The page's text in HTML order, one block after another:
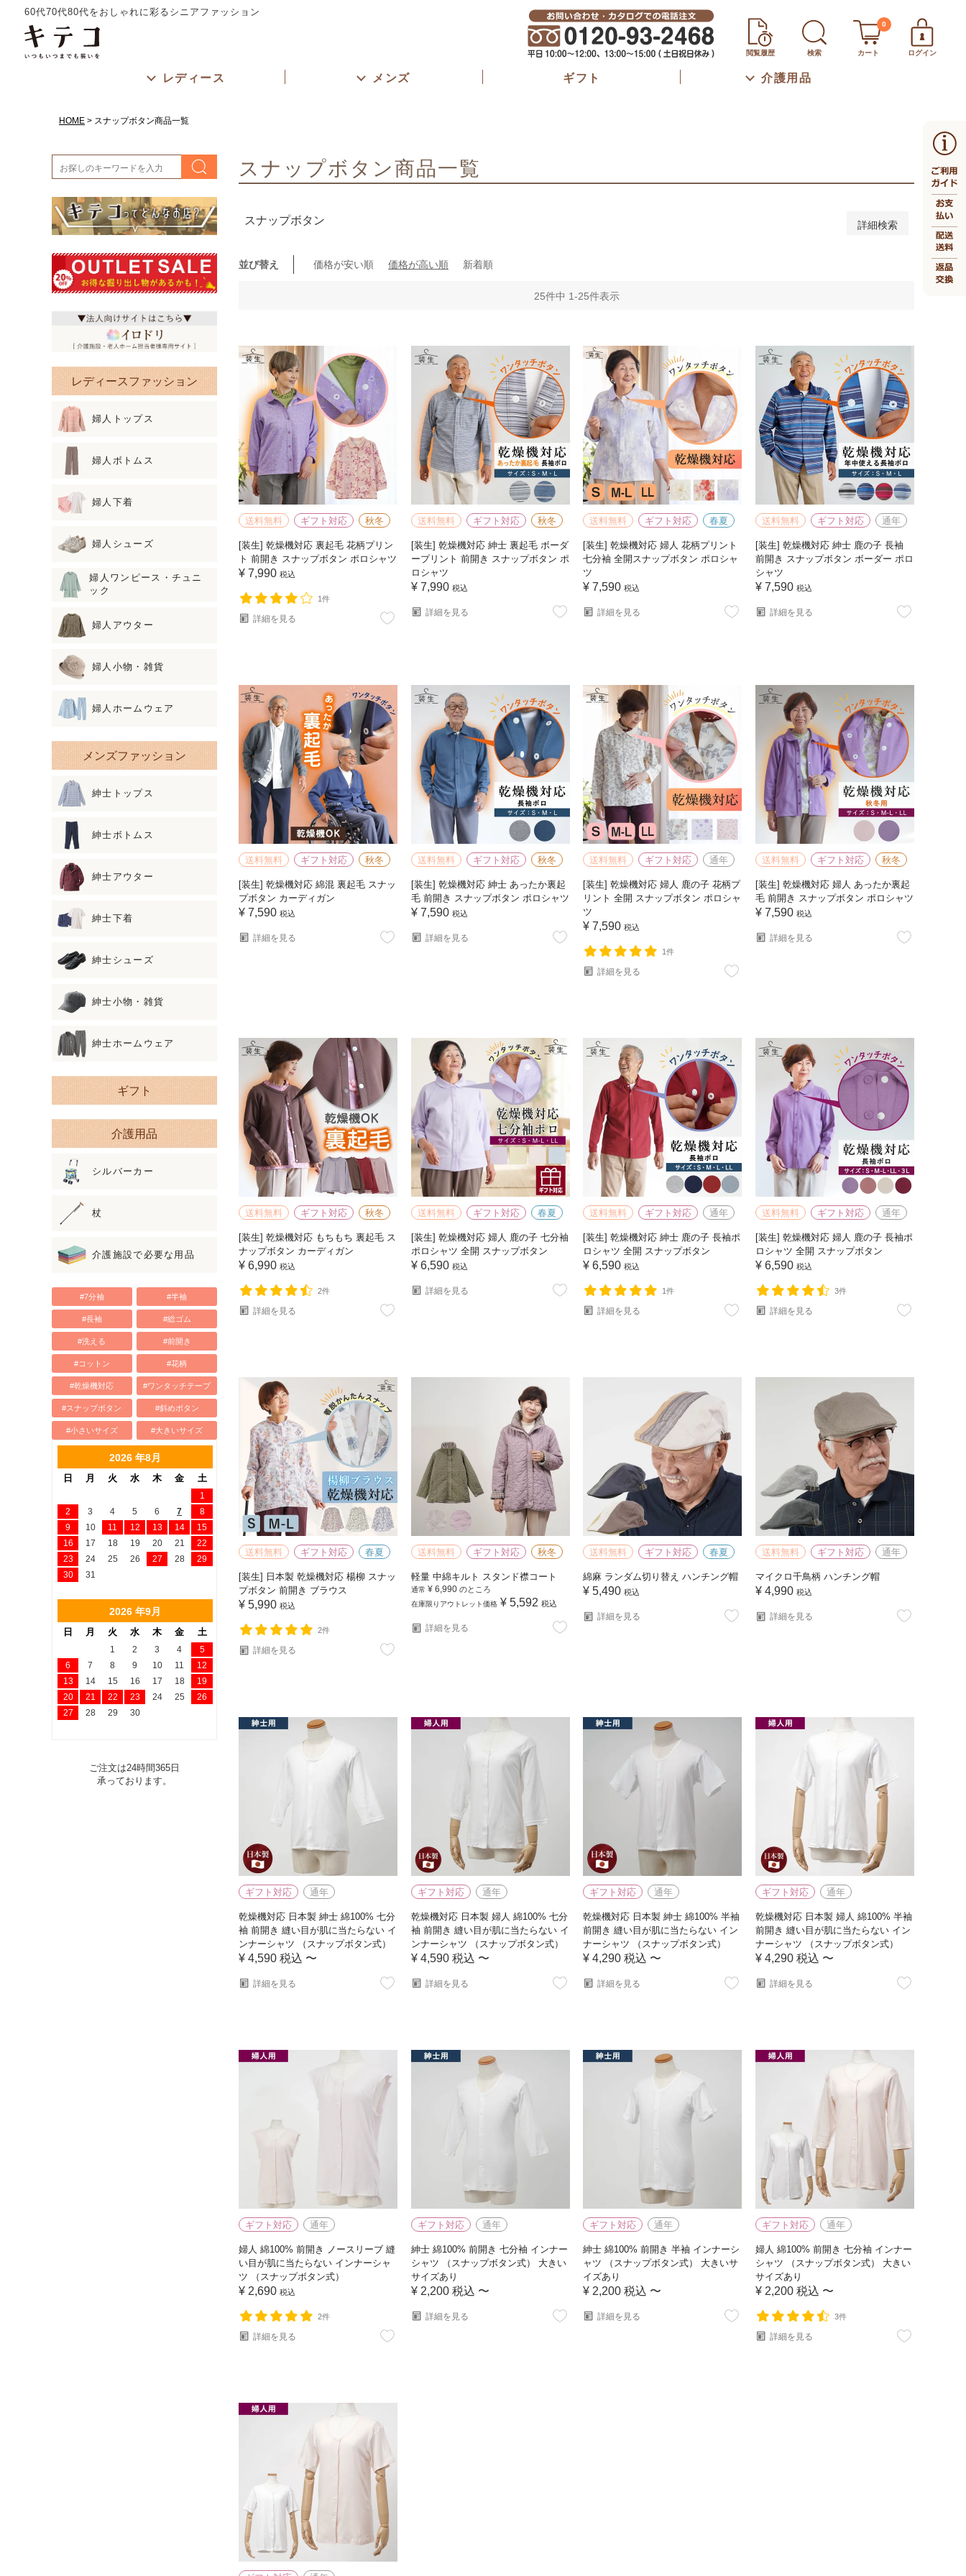
60代70代80代をおしゃれに彩るシニアファッション
閲覧履歴 検索 カート
0
ログイン
レディース メンズ ギフト 介護用品
HOME スナップボタン商品一覧
レディースファッション
婦人トップス
婦人ボトムス
婦人下着
婦人シューズ
婦人ワンピース・チュニ
ック
婦人アウター
婦人小物・雑貨
婦人ホームウェア
メンズファッション
紳士トップス
紳士ボトムス
紳士アウター
紳士下着
紳士シューズ
紳士小物・雑貨
紳士ホームウェア
ギフト
介護用品
シルバーカー
杖
介護施設で必要な用品
#7分袖 #半袖
#長袖 #総ゴム
#洗える #前開き
#コットン #花柄
#乾燥機対応 #ワンタッチテープ
#スナップボタン #斜めボタン
#小さいサイズ #大きいサイズ
2026 年8月
日 月 火 水 木 金 土
1
2
3 4 5 6 7
8
9
10 11 12 13 14
15
16
17 18 19 20 21
22
23
24 25 26 27 28
29
30
31
2026 年9月
日 月 火 水 木 金 土
1 2 3 4
5
6
7 8 9 10 11
12
13
14 15 16 17 18
19
20
21 22 23 24 25
26
27
28 29 30
ご注文は24時間365日
承っております。
スナップボタン商品一覧
スナップボタン 詳細検索
ホワイト
グレー
レッド
ブルー
股下長さ
45cm以下
46～50cm 51～55cm
56～60cm
66～70cm 71～75cm
76～80cm
並び替え 価格が安い順 価格が高い順 新着順
25件中 1-25件表示
送料無料 ギフト対応 秋冬
[装生] 乾燥機対応 裏起毛 花柄プリン
ト 前開き スナップボタン ポロシャツ
¥ 7,990 税込
1件
詳細を見る
送料無料 ギフト対応 秋冬
[装生] 乾燥機対応 紳士 裏起毛 ボーダ
ープリント 前開き スナップボタン ポ
ロシャツ
¥ 7,990 税込
詳細を見る
送料無料 ギフト対応 春夏
[装生] 乾燥機対応 婦人 花柄プリント
七分袖 全開スナップボタン ポロシャ
ツ
¥ 7,590 税込
詳細を見る
送料無料 ギフト対応 通年
[装生] 乾燥機対応 紳士 鹿の子 長袖
前開き スナップボタン ボーダー ポロ
シャツ
¥ 7,590 税込
詳細を見る
送料無料 ギフト対応 秋冬
[装生] 乾燥機対応 綿混 裏起毛 スナッ
プボタン カーディガン
¥ 7,590 税込
詳細を見る
送料無料 ギフト対応 秋冬
[装生] 乾燥機対応 紳士 あったか裏起
毛 前開き スナップボタン ポロシャツ
¥ 7,590 税込
詳細を見る
送料無料 ギフト対応 通年
[装生] 乾燥機対応 婦人 鹿の子 花柄プ
リント 全開 スナップボタン ポロシャ
ツ
¥ 7,590 税込
1件
詳細を見る
送料無料 ギフト対応 秋冬
[装生] 乾燥機対応 婦人 あったか裏起
毛 前開き スナップボタン ポロシャツ
¥ 7,590 税込
詳細を見る
送料無料 ギフト対応 秋冬
[装生] 乾燥機対応 もちもち 裏起毛 ス
ナップボタン カーディガン
¥ 6,990 税込
2件
詳細を見る
送料無料 ギフト対応 春夏
[装生] 乾燥機対応 婦人 鹿の子 七分袖
ポロシャツ 全開 スナップボタン
¥ 6,590 税込
詳細を見る
送料無料 ギフト対応 通年
[装生] 乾燥機対応 紳士 鹿の子 長袖ポ
ロシャツ 全開 スナップボタン
¥ 6,590 税込
1件
詳細を見る
送料無料 ギフト対応 通年
[装生] 乾燥機対応 婦人 鹿の子 長袖ポ
ロシャツ 全開 スナップボタン
¥ 6,590 税込
3件
詳細を見る
送料無料 ギフト対応 春夏
[装生] 日本製 乾燥機対応 楊柳 スナッ
プボタン 前開き ブラウス
¥ 5,990 税込
2件
詳細を見る
送料無料 ギフト対応 秋冬
軽量 中綿キルト スタンド襟コート
通常 ¥ 6,990 のところ
在庫限りアウトレット価格 ¥ 5,592 税込
詳細を見る
送料無料 ギフト対応 春夏
綿麻 ランダム切り替え ハンチング帽
¥ 5,490 税込
詳細を見る
送料無料 ギフト対応 通年
マイクロ千鳥柄 ハンチング帽
¥ 4,990 税込
詳細を見る
ギフト対応 通年
乾燥機対応 日本製 紳士 綿100% 七分
袖 前開き 縫い目が肌に当たらない イ
ンナーシャツ （スナップボタン式）
¥ 4,590 税込 〜
詳細を見る
ギフト対応 通年
乾燥機対応 日本製 婦人 綿100% 七分
袖 前開き 縫い目が肌に当たらない イ
ンナーシャツ （スナップボタン式）
¥ 4,590 税込 〜
詳細を見る
ギフト対応 通年
乾燥機対応 日本製 紳士 綿100% 半袖
前開き 縫い目が肌に当たらない イン
ナーシャツ （スナップボタン式）
¥ 4,290 税込 〜
詳細を見る
ギフト対応 通年
乾燥機対応 日本製 婦人 綿100% 半袖
前開き 縫い目が肌に当たらない イン
ナーシャツ （スナップボタン式）
¥ 4,290 税込 〜
詳細を見る
ギフト対応 通年
婦人 綿100% 前開き ノースリーブ 縫
い目が肌に当たらない インナーシャ
ツ （スナップボタン式）
¥ 2,690 税込
2件
詳細を見る
ギフト対応 通年
紳士 綿100% 前開き 七分袖 インナー
シャツ （スナップボタン式） 大きい
サイズあり
¥ 2,200 税込 〜
詳細を見る
ギフト対応 通年
紳士 綿100% 前開き 半袖 インナーシ
ャツ （スナップボタン式） 大きいサ
イズあり
¥ 2,200 税込 〜
詳細を見る
ギフト対応 通年
婦人 綿100% 前開き 七分袖 インナー
シャツ （スナップボタン式） 大きい
サイズあり
¥ 2,200 税込 〜
3件
詳細を見る